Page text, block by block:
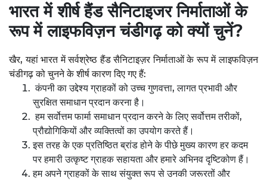
भारत में शीर्ष हैंड सैनिटाइजर निर्माताओं के
रूप में लाइफविज़न चंडीगढ़ को क्यों चुनें?
खैर, यहां भारत में सर्वश्रेष्ठ हैंड सैनिटाइज़र निर्माताओं के रूप में लाइफविज़न
चंडीगढ़ को चुनने के शीर्ष कारण दिए गए हैं:
कंपनी का उद्देश्य ग्राहकों को उच्च गुणवत्ता, लागत प्रभावी और
सुरक्षित समाधान प्रदान करना है।
हम सर्वोत्तम फार्मा समाधान प्रदान करने के लिए सर्वोत्तम तरीकों,
प्रौद्योगिकियों और व्यक्तित्वों का उपयोग करते हैं।
इस तरह के एक प्रतिष्ठित ब्रांड होने के पीछे मुख्य कारण हर कदम
पर हमारी उत्कृष्ट ग्राहक सहायता और हमारे अभिनव दृष्टिकोण हैं।
हम अपने ग्राहकों के साथ संयुक्त रूप से उनकी जरूरतों और